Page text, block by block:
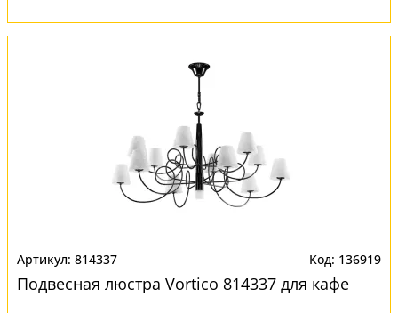
814337 136919
Подвесная люстра Vortico 814337 для кафе